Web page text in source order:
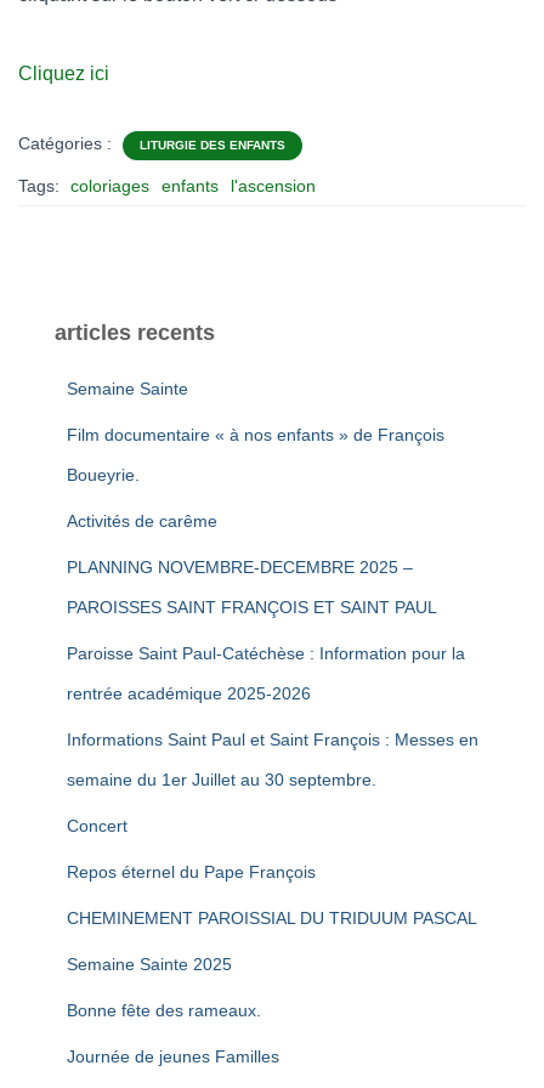
Cliquez ici
Catégories : LITURGIE DES ENFANTS
Tags: coloriages enfants l'ascension
articles recents
Semaine Sainte
Film documentaire « à nos enfants » de François
Boueyrie.
Activités de carême
PLANNING NOVEMBRE-DECEMBRE 2025 –
PAROISSES SAINT FRANÇOIS ET SAINT PAUL
Paroisse Saint Paul-Catéchèse : Information pour la
rentrée académique 2025-2026
Informations Saint Paul et Saint François : Messes en
semaine du 1er Juillet au 30 septembre.
Concert
Repos éternel du Pape François
CHEMINEMENT PAROISSIAL DU TRIDUUM PASCAL
Semaine Sainte 2025
Bonne fête des rameaux.
Journée de jeunes Familles